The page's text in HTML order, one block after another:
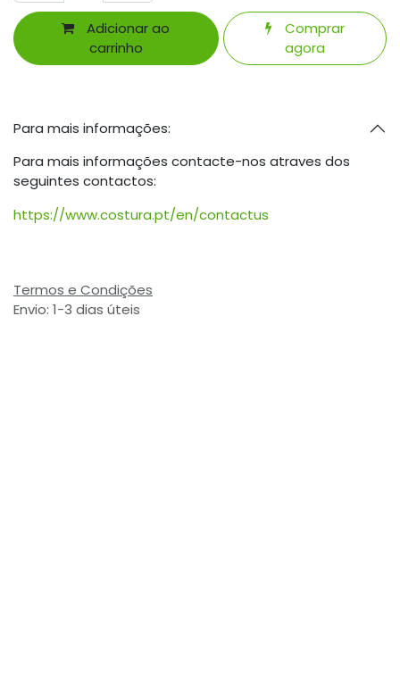
Adicionar ao
carrinho
Comprar
agora
Para mais informações:
Para mais informações contacte-nos atraves dos
seguintes contactos:
https://www.costura.pt/en/contactus
Termos e Condições
Envio: 1-3 dias úteis